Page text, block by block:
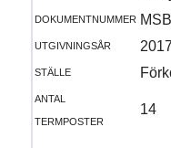
dokumentnummer
utgivningsår
2017
ställe
antal
termposter
14